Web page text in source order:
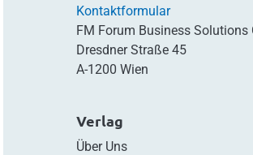
Kontaktformular
FM Forum Business Solutions
Dresdner Straße 45
A-1200 Wien
Verlag
Über Uns